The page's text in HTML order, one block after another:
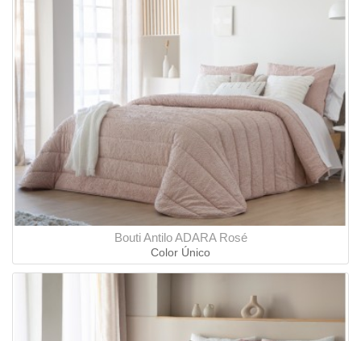
Bouti Antilo ADARA Rosé
Color Único